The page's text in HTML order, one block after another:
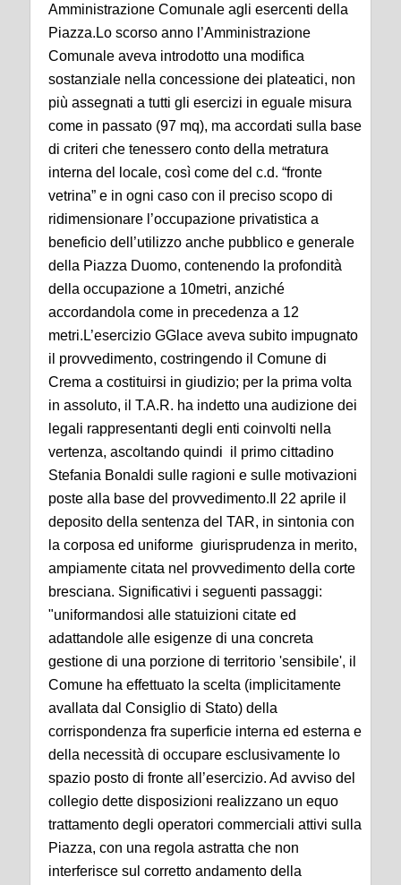
Amministrazione Comunale agli esercenti della
Piazza. Lo scorso anno l’Amministrazione
Comunale aveva introdotto una modifica
sostanziale nella concessione dei plateatici, non
più assegnati a tutti gli esercizi in eguale misura
come in passato (97 mq), ma accordati sulla base
di criteri che tenessero conto della metratura
interna del locale, così come del c.d. “fronte
vetrina” e in ogni caso con il preciso scopo di
ridimensionare l’occupazione privatistica a
beneficio dell’utilizzo anche pubblico e generale
della Piazza Duomo, contenendo la profondità
della occupazione a 10metri, anziché
accordandola come in precedenza a 12
metri. L’esercizio GGlace aveva subito impugnato
il provvedimento, costringendo il Comune di
Crema a costituirsi in giudizio; per la prima volta
in assoluto, il T.A.R. ha indetto una audizione dei
legali rappresentanti degli enti coinvolti nella
vertenza, ascoltando quindi il primo cittadino
Stefania Bonaldi sulle ragioni e sulle motivazioni
poste alla base del provvedimento. Il 22 aprile il
deposito della sentenza del TAR, in sintonia con
la corposa ed uniforme giurisprudenza in merito,
ampiamente citata nel provvedimento della corte
bresciana. Significativi i seguenti passaggi:
"uniformandosi alle statuizioni citate ed
adattandole alle esigenze di una concreta
gestione di una porzione di territorio 'sensibile', il
Comune ha effettuato la scelta (implicitamente
avallata dal Consiglio di Stato) della
corrispondenza fra superficie interna ed esterna e
della necessità di occupare esclusivamente lo
spazio posto di fronte all’esercizio. Ad avviso del
collegio dette disposizioni realizzano un equo
trattamento degli operatori commerciali attivi sulla
Piazza, con una regola astratta che non
interferisce sul corretto andamento della